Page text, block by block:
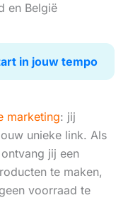
en België
in jouw tempo
marketing: jij
unieke link. Als
jij een
te maken,
voorraad te